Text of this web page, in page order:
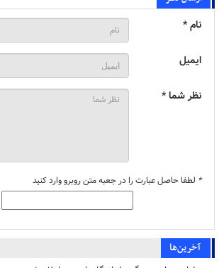
نام *
ایمیل
نظر شما *
* لطفا حاصل عبارت را در جعبه متن روبرو وارد کنید
آخرین‌ها